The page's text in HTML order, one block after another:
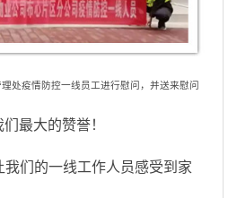
处疫情防控一线员工进行慰问，并送来慰问
最大的赞誉！
我们的一线工作人员感受到家